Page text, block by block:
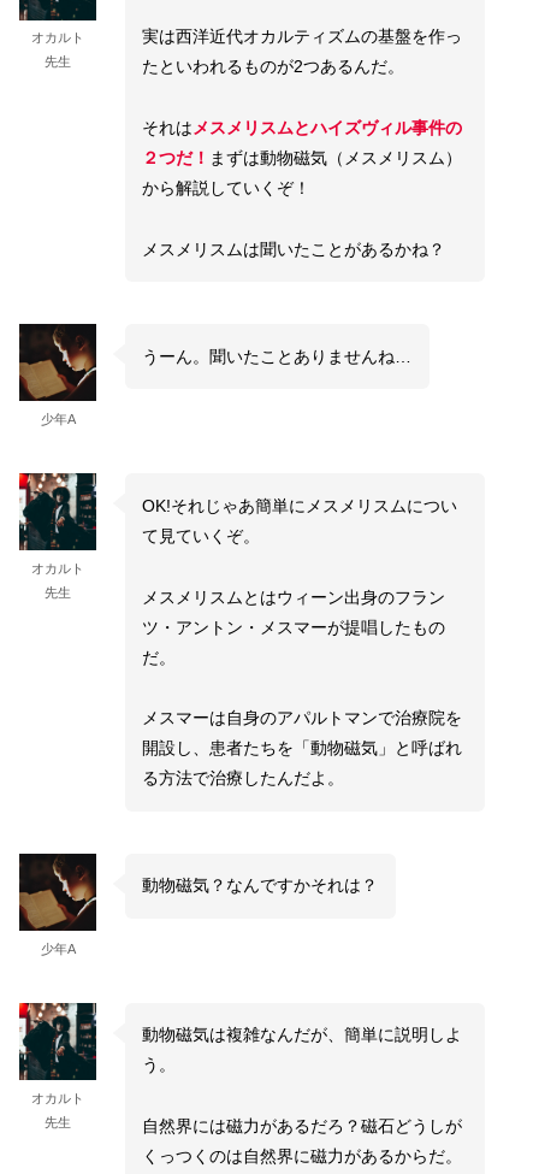
オカルト
先生
実は西洋近代オカルティズムの基盤を作っ
たといわれるものが2つあるんだ。
それは メスメリスムとハイズヴィル事件の
２つだ！ まずは動物磁気（メスメリスム）
から解説していくぞ！
メスメリスムは聞いたことがあるかね？
少年A
うーん。聞いたことありませんね…
オカルト
先生
OK!それじゃあ簡単にメスメリスムについ
て見ていくぞ。
メスメリスムとはウィーン出身のフラン
ツ・アントン・メスマーが提唱したもの
だ。
メスマーは自身のアパルトマンで治療院を
開設し、患者たちを「動物磁気」と呼ばれ
る方法で治療したんだよ。
少年A
動物磁気？なんですかそれは？
オカルト
先生
動物磁気は複雑なんだが、簡単に説明しよ
う。
自然界には磁力があるだろ？磁石どうしが
くっつくのは自然界に磁力があるからだ。